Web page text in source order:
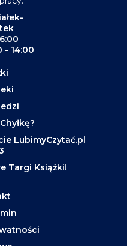
- 14:00
LubimyCzytać.pl
Targi Książki!